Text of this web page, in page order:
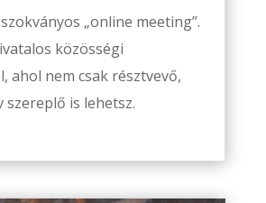
„online meeting”.
közösségi
ahol nem csak résztvevő,
szereplő is lehetsz.